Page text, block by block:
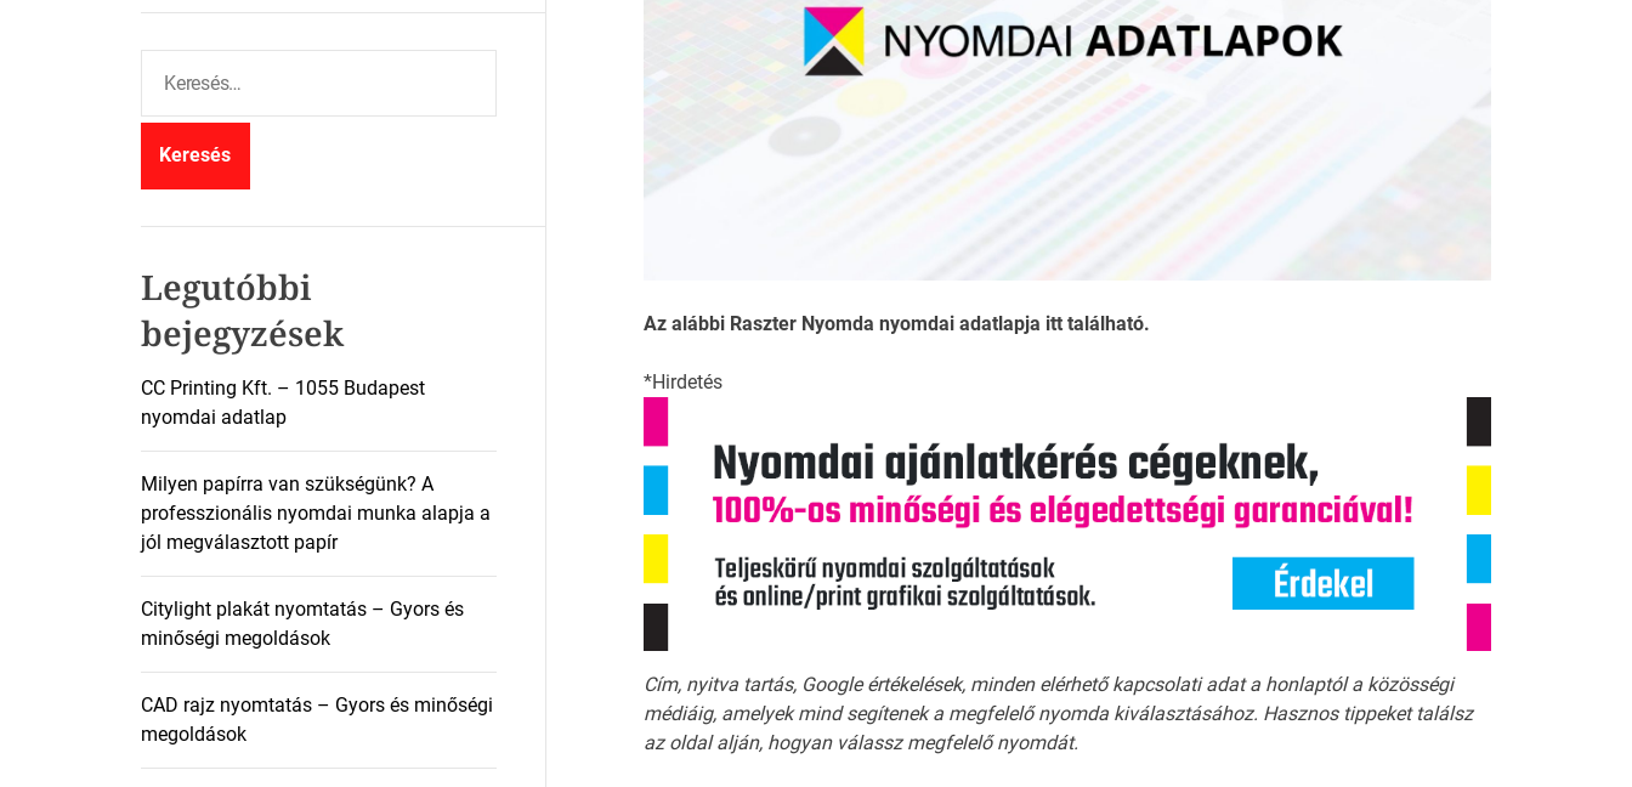
Az alábbi Raszter Nyomda nyomdai adatlapja itt található.
*Hirdetés
Cím, nyitva tartás, Google értékelések, minden elérhető kapcsolati adat a honlaptól a közösségi
médiáig, amelyek mind segítenek a megfelelő nyomda kiválasztásához. Hasznos tippeket találsz
az oldal alján, hogyan válassz megfelelő nyomdát.
r
Legutóbbi
bejegyzések
CC Printing Kft. – 1055 Budapest
nyomdai adatlap
Milyen papírra van szükségünk? A
professzionális nyomdai munka alapja a
jól megválasztott papír
Citylight plakát nyomtatás – Gyors és
minőségi megoldások
CAD rajz nyomtatás – Gyors és minőségi
megoldások